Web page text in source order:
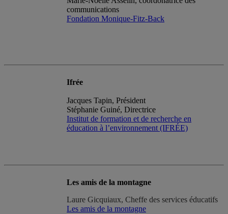
communications
Fondation Monique-Fitz-Back
Ifrée
Jacques Tapin, Président
Stéphanie Guiné, Directrice
Institut de formation et de recherche en
éducation à l’environnement (IFRÉE)
Les amis de la montagne
Laure Gicquiaux, Cheffe des services éducatifs
Les amis de la montagne